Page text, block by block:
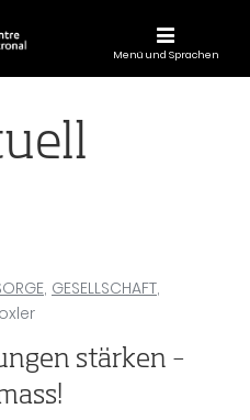
Menü und Sprachen
, GESELLSCHAFT,
stärken –